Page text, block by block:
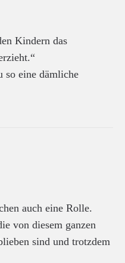
Kindern das
so eine dämliche
auch eine Rolle.
von diesem ganzen
sind und trotzdem